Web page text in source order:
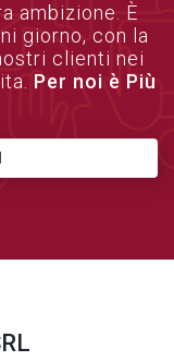
ambizione. È
giorno, con la
clienti nei
Per noi è Più